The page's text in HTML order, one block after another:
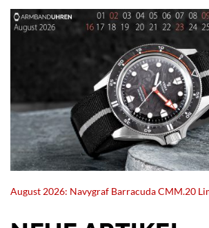
August 2026: Navygraf Barracuda CMM.20